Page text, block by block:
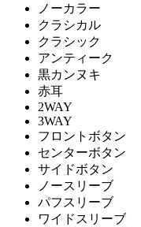
ノーカラー
クラシカル
クラシック
アンティーク
黒カンヌキ
赤耳
2WAY
3WAY
フロントボタン
センターボタン
サイドボタン
ノースリーブ
パフスリーブ
ワイドスリーブ